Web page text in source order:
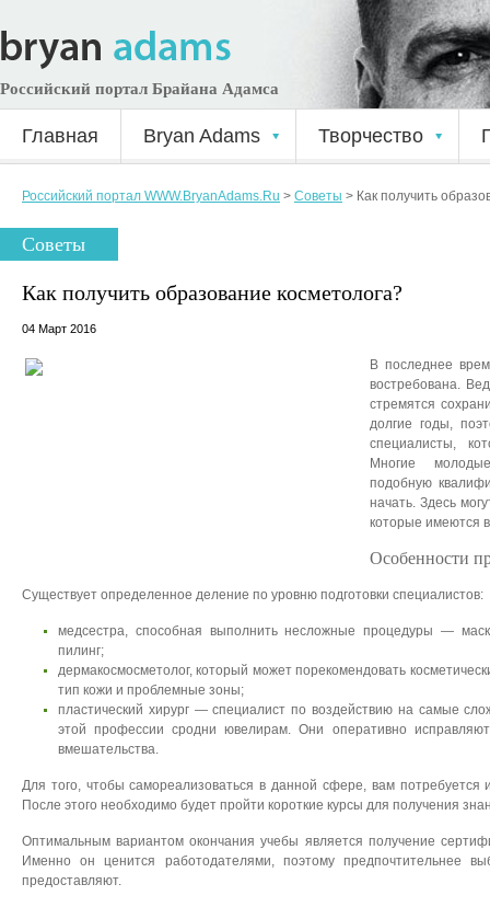
Российский портал Брайана Адамса
Главная Bryan Adams Творчество
Российский портал WWW.BryanAdams.Ru > Советы > Как получить
Советы
Как получить образование косметолога?
04 Март 2016
В последнее
востребована.
стремятся
долгие годы,
специалисты,
Многие
подобную
начать. Здесь
которые имеются
Особенности
Существует определенное деление по уровню подготовки специалистов:
медсестра, способная выполнить несложные процедуры —
пилинг;
дермакосмосметолог, который может порекомендовать
тип кожи и проблемные зоны;
пластический хирург — специалист по воздействию на самые
этой профессии сродни ювелирам. Они оперативно исправляют
вмешательства.
Для того, чтобы самореализоваться в данной сфере, вам потребуется
После этого необходимо будет пройти короткие курсы для получения
Оптимальным вариантом окончания учебы является получение
Именно он ценится работодателями, поэтому предпочтительнее
предоставляют.